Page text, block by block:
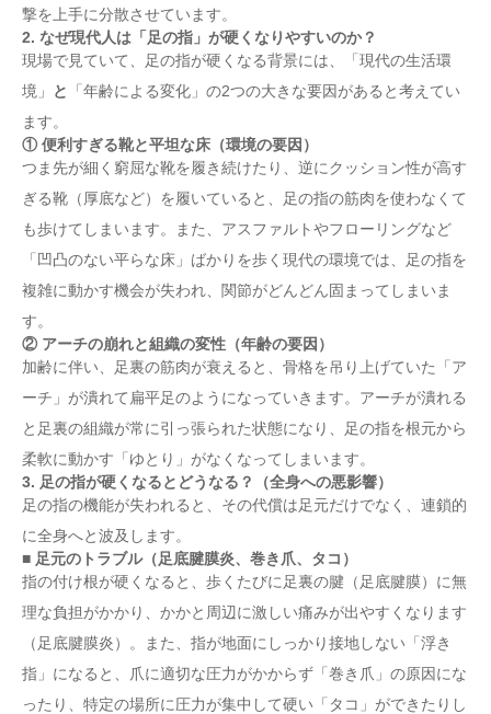
撃を上手に分散させています。
2. なぜ現代人は「足の指」が硬くなりやすいのか？
現場で見ていて、足の指が硬くなる背景には、「現代の生活環
境」
と
「年齢による変化」の2つの大きな要因があると考えてい
ます。
① 便利すぎる靴と平坦な床（環境の要因）
つま先が細く窮屈な靴を履き続けたり、逆にクッション性が高す
ぎる靴（厚底など）を履いていると、足の指の筋肉を使わなくて
も歩けてしまいます。また、アスファルトやフローリングなど
「凹凸のない平らな床」ばかりを歩く現代の環境では、足の指を
複雑に動かす機会が失われ、関節がどんどん固まってしまいま
す。
② アーチの崩れと組織の変性（年齢の要因）
加齢に伴い、足裏の筋肉が衰えると、骨格を吊り上げていた「ア
ーチ」が潰れて扁平足のようになっていきます。アーチが潰れる
と足裏の組織が常に引っ張られた状態になり、足の指を根元から
柔軟に動かす「ゆとり」がなくなってしまいます。
3. 足の指が硬くなるとどうなる？（全身への悪影響）
足の指の機能が失われると、その代償は足元だけでなく、連鎖的
に全身へと波及します。
■ 足元のトラブル（足底腱膜炎、巻き爪、タコ）
指の付け根が硬くなると、歩くたびに足裏の腱（足底腱膜）に無
理な負担がかかり、かかと周辺に激しい痛みが出やすくなります
（足底腱膜炎）。また、指が地面にしっかり接地しない「浮き
指」になると、爪に適切な圧力がかからず「巻き爪」の原因にな
ったり、特定の場所に圧力が集中して硬い「タコ」ができたりし